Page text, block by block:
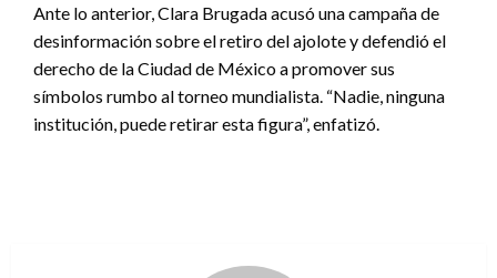
Ante lo anterior, Clara Brugada acusó una campaña de
desinformación sobre el retiro del ajolote y defendió el
derecho de la Ciudad de México a promover sus
símbolos rumbo al torneo mundialista. “Nadie, ninguna
institución, puede retirar esta figura”, enfatizó.